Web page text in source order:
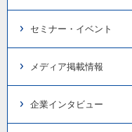
セミナー・イベント
メディア掲載情報
企業インタビュー